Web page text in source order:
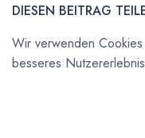
DIESEN BEITRAG
Wir verwenden
besseres